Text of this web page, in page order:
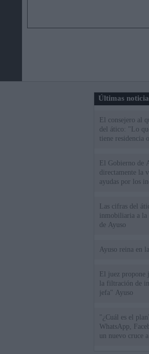
Últimas
El consejero al
del ático: "Lo
tiene residencia
El Gobierno de
directamente la
ayudas por los
Las cifras del
inmobiliaria a la
de Ayuso
Ayuso reina en
El juez propone
la filtración de
jefa" Ayuso
"¿Cuál es el
WhatsApp,
un nuevo cruce